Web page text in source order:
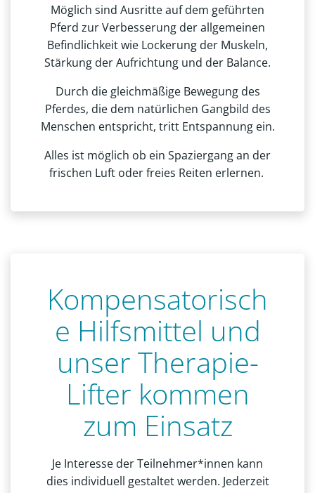
Möglich sind Ausritte auf dem geführten
Pferd zur Verbesserung der allgemeinen
Befindlichkeit wie Lockerung der Muskeln,
Stärkung der Aufrichtung und der Balance.
Durch die gleichmäßige Bewegung des
Pferdes, die dem natürlichen Gangbild des
Menschen entspricht, tritt Entspannung ein.
Alles ist möglich ob ein Spaziergang an der
frischen Luft oder freies Reiten erlernen.
Kompensatorisch
e Hilfsmittel und
unser Therapie-
Lifter kommen
zum Einsatz
Je Interesse der Teilnehmer*innen kann
dies individuell gestaltet werden. Jederzeit